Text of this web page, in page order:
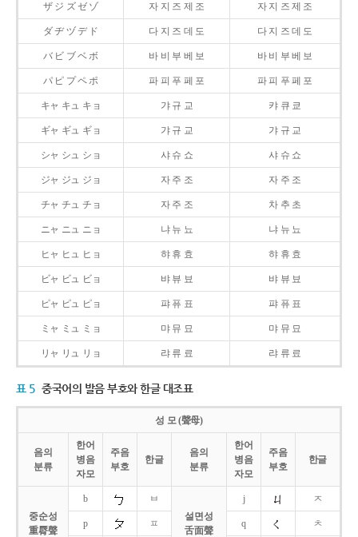
ザ ジ ズ ゼ ゾ 자 지 즈 제 조 자 지 즈 제 조
ダ ヂ ヅ デ ド 다 지 즈 데 도 다 지 즈 데 도
バ ビ ブ ベ ボ 바 비 부 베 보 바 비 부 베 보
パ ピ プ ペ ポ 파 피 푸 페 포 파 피 푸 페 포
キャ キュ キョ 갸 규 교 캬 큐 쿄
ギャ ギュ ギョ 갸 규 교 갸 규 교
シャ シュ ショ 샤 슈 쇼 샤 슈 쇼
ジャ ジュ ジョ 자 주 조 자 주 조
チャ チュ チョ 자 주 조 차 추 초
ニャ ニュ ニョ 냐 뉴 뇨 냐 뉴 뇨
ヒャ ヒュ ヒョ 햐 휴 효 햐 휴 효
ビャ ビュ ビョ 뱌 뷰 뵤 뱌 뷰 뵤
ピャ ピュ ピョ 퍄 퓨 표 퍄 퓨 표
ミャ ミュ ミョ 먀 뮤 묘 먀 뮤 묘
リャ リュ リョ 랴 류 료 랴 류 료
표 5 중국어의 발음 부호와 한글 대조표
성 모 (聲母)
음의
분류
한어
병음
자모
주음
부호
한글
음의
분류
한어
병음
자모
주음
부호
한글
중순성
重脣聲
b
ㅂ
설면성
舌面聲
j ㅈ
p ㅍ q ㅊ